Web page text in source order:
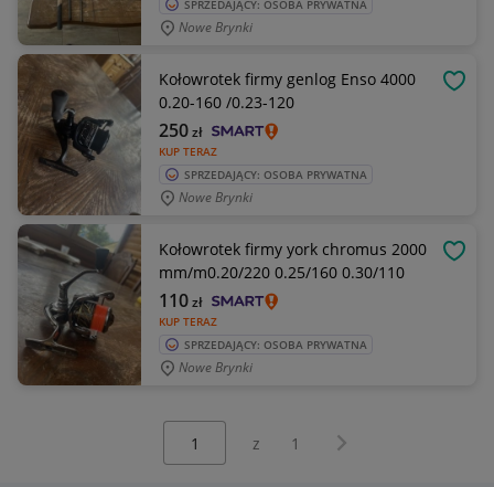
SPRZEDAJĄCY: OSOBA PRYWATNA
Nowe Brynki
Kołowrotek firmy genlog Enso 4000
0.20-160 /0.23-120
KUP TERAZ
250zł
SPRZEDAJĄCY: OSOBA PRYWATNA
Nowe Brynki
Kołowrotek firmy york chromus 2000
mm/m0.20/220 0.25/160 0.30/110
KUP TERAZ
110zł
SPRZEDAJĄCY: OSOBA PRYWATNA
Nowe Brynki
z 1 Następna strona